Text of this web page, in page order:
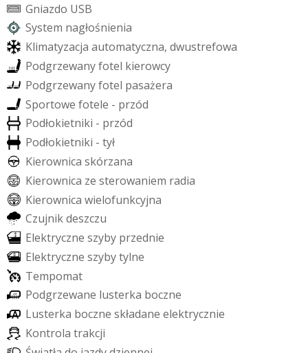
Gniazdo USB
System nagłośnienia
Klimatyzacja automatyczna, dwustrefowa
Podgrzewanyfotel kierowcy
Podgrzewanyfotel pasażera
Sportowe fotele - przód
Podłokietniki - przód
Podłokietniki - tył
Kierownica skórzana
Kierownica ze sterowaniem radia
Kierownica wielofunkcyjna
Czujnikdeszczu
Elektryczne szyby przednie
Elektryczne szybytylne
Tempomat
Podgrzewane lusterka boczne
Lusterka boczne składane elektrycznie
Kontrola trakcji